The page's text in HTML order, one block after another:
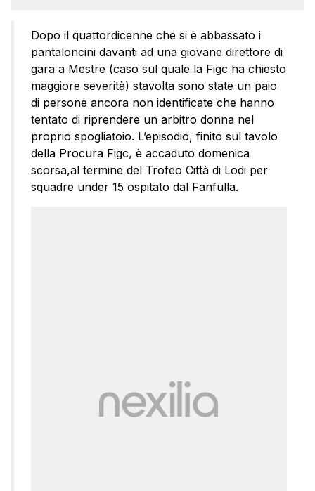
Dopo il quattordicenne che si è abbassato i
pantaloncini davanti ad una giovane direttore di
gara a Mestre (caso sul quale la Figc ha chiesto
maggiore severità) stavolta sono state un paio
di persone ancora non identificate che hanno
tentato di riprendere un arbitro donna nel
proprio spogliatoio. L’episodio, finito sul tavolo
della Procura Figc, è accaduto domenica
scorsa,al termine del Trofeo Città di Lodi per
squadre under 15 ospitato dal Fanfulla.